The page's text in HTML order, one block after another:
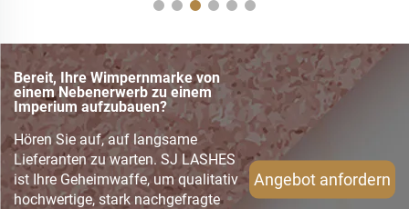
Bereit, Ihre Wimpernmarke von
einem Nebenerwerb zu einem
Imperium aufzubauen?
Hören Sie auf, auf langsame
Lieferanten zu warten. SJ LASHES
ist Ihre Geheimwaffe, um qualitativ
hochwertige, stark nachgefragte
Angebot anfordern